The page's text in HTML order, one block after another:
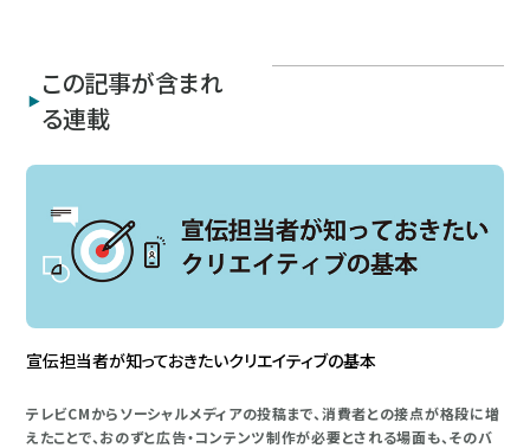
この記事が含まれ
る連載
宣伝担当者が知っておきたいクリエイティブの基本
テレビCMからソーシャルメディアの投稿まで、消費者との接点が格段に増
えたことで、おのずと広告・コンテンツ制作が必要とされる場面も、そのバ